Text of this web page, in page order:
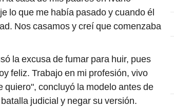
lo que me había pasado y cuando él
Nos casamos y creí que comenzaba
la excusa de fumar para huir, pues
feliz. Trabajo en mi profesión, vivo
quiero", concluyó la modelo antes de
judicial y negar su versión.